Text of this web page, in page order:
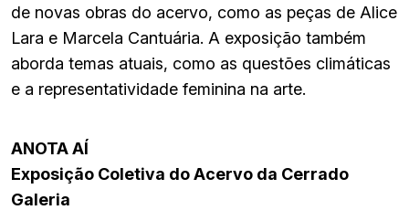
de novas obras do acervo, como as peças de Alice
Lara e Marcela Cantuária. A exposição também
aborda temas atuais, como as questões climáticas
e a representatividade feminina na arte.
ANOTA AÍ
Exposição Coletiva do Acervo da Cerrado
Galeria